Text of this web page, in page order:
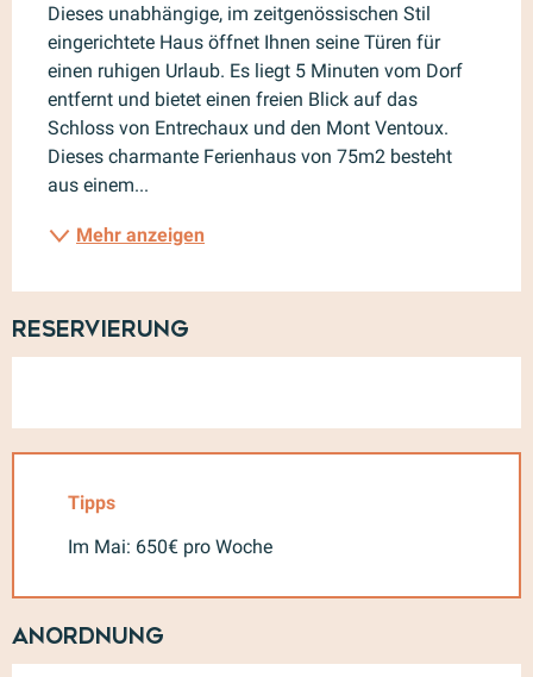
Dieses unabhängige, im zeitgenössischen Stil
eingerichtete Haus öffnet Ihnen seine Türen für
einen ruhigen Urlaub. Es liegt 5 Minuten vom Dorf
entfernt und bietet einen freien Blick auf das
Schloss von Entrechaux und den Mont Ventoux.
Dieses charmante Ferienhaus von 75m2 besteht
aus einem...
Mehr anzeigen
Reservierung
Tipps
Im Mai: 650€ pro Woche
Anordnung